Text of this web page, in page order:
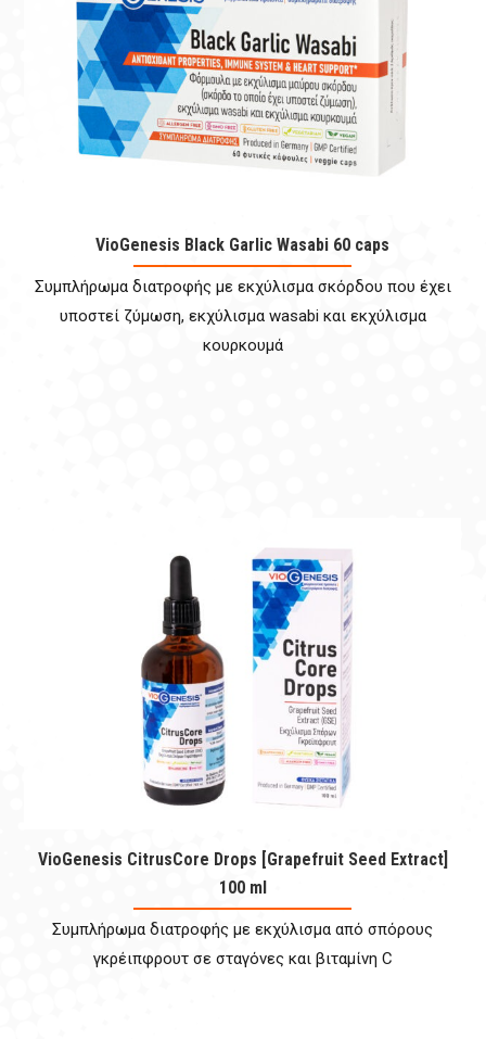
VioGenesis Black Garlic Wasabi 60 caps
Συμπλήρωμα διατροφής με εκχύλισμα σκόρδου που έχει
υποστεί ζύμωση, εκχύλισμα wasabi και εκχύλισμα
κουρκουμά
VioGenesis CitrusCore Drops [Grapefruit Seed Extract]
100 ml
Συμπλήρωμα διατροφής με εκχύλισμα από σπόρους
γκρέιπφρουτ σε σταγόνες και βιταμίνη C